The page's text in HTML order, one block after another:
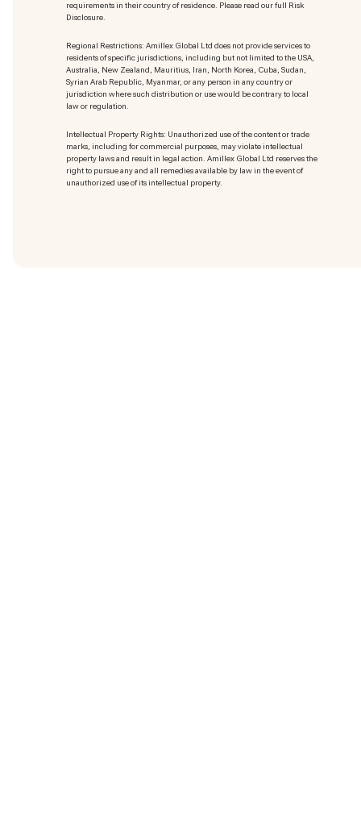
requirements in their country of residence. Please read our full Risk
Disclosure.
Regional Restrictions: Amillex Global Ltd does not provide services to
residents of specific jurisdictions, including but not limited to the USA,
Australia, New Zealand, Mauritius, Iran, North Korea, Cuba, Sudan,
Syrian Arab Republic, Myanmar, or any person in any country or
jurisdiction where such distribution or use would be contrary to local
law or regulation.
Intellectual Property Rights: Unauthorized use of the content or trade
marks, including for commercial purposes, may violate intellectual
property laws and result in legal action. Amillex Global Ltd reserves the
right to pursue any and all remedies available by law in the event of
unauthorized use of its intellectual property.